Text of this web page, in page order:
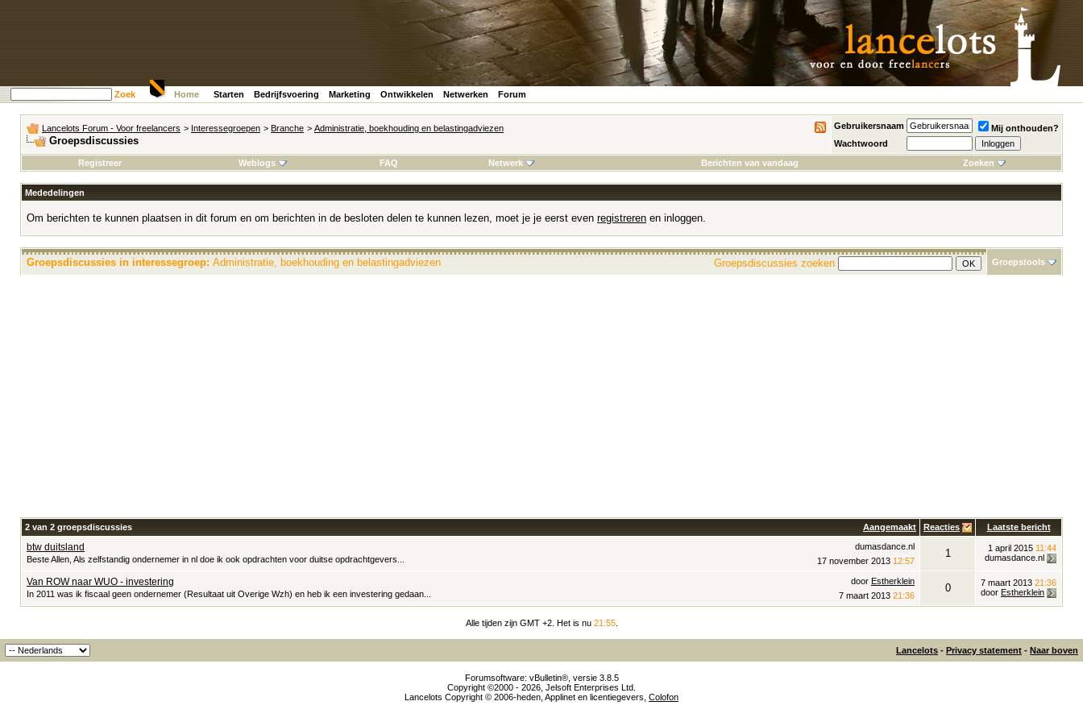
Zoek Home Starten Bedrijfsvoering Marketing Ontwikkelen Netwerken Forum
Lancelots Forum - Voor freelancers > Interessegroepen > Branche > Administratie, boekhouding en belastingadviezen
Groepsdiscussies
Gebruikersnaam
Mij onthouden?
Wachtwoord
Registreer
Weblogs FAQ Netwerk Berichten van vandaag Zoeken
Mededelingen
Om berichten te kunnen plaatsen in dit forum en om berichten in de besloten delen te kunnen lezen, moet je je eerst even registreren en inloggen.
Groepsdiscussies zoeken
Groepsdiscussies in interessegroep: Administratie, boekhouding en belastingadviezen Groepstools
Aangemaakt
2 van 2 groepsdiscussies Reacties
Laatste bericht
dumasdance.nl
17 november 2013 12:57
btw duitsland
Beste Allen, Als zelfstandig ondernemer in nl doe ik ook opdrachten voor duitse opdrachtgevers... 1 1 april 2015 11:44
dumasdance.nl
door Estherklein
7 maart 2013 21:36
Van ROW naar WUO - investering
In 2011 was ik fiscaal geen ondernemer (Resultaat uit Overige Wzh) en heb ik een investering gedaan... 0 7 maart 2013 21:36
door Estherklein
Alle tijden zijn GMT +2. Het is nu 21:55.
Lancelots - Privacy statement - Naar boven
Forumsoftware: vBulletin®, versie 3.8.5
Copyright ©2000 - 2026, Jelsoft Enterprises Ltd.
Lancelots Copyright © 2006-heden, Applinet en licentiegevers, Colofon